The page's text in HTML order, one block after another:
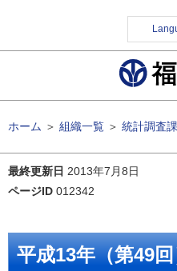
ホーム ＞ 組織一覧 ＞ 統計調査課
最終更新日 2013年7月8日
ページID 012342
平成13年（第49